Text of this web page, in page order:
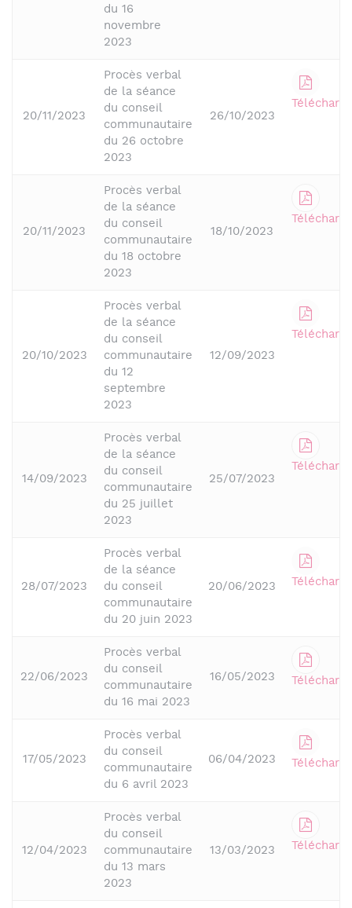
du 16
novembre
2023
20/11/2023
Procès verbal
de la séance
du conseil
communautaire
du 26 octobre
2023
26/10/2023
20/11/2023
Procès verbal
de la séance
du conseil
communautaire
du 18 octobre
2023
18/10/2023
20/10/2023
Procès verbal
de la séance
du conseil
communautaire
du 12
septembre
2023
12/09/2023
14/09/2023
Procès verbal
de la séance
du conseil
communautaire
du 25 juillet
2023
25/07/2023
28/07/2023
Procès verbal
de la séance
du conseil
communautaire
du 20 juin 2023
20/06/2023
22/06/2023
Procès verbal
du conseil
communautaire
du 16 mai 2023
16/05/2023
17/05/2023
Procès verbal
du conseil
communautaire
du 6 avril 2023
06/04/2023
12/04/2023
Procès verbal
du conseil
communautaire
du 13 mars
2023
13/03/2023